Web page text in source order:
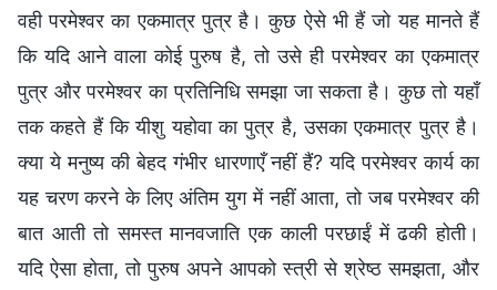
वही परमेश्वर का एकमात्र पुत्र है। कुछ ऐसे भी हैं जो यह मानते हैं
कि यदि आने वाला कोई पुरुष है, तो उसे ही परमेश्वर का एकमात्र
पुत्र और परमेश्वर का प्रतिनिधि समझा जा सकता है। कुछ तो यहाँ
तक कहते हैं कि यीशु यहोवा का पुत्र है, उसका एकमात्र पुत्र है।
क्या ये मनुष्य की बेहद गंभीर धारणाएँ नहीं हैं? यदि परमेश्वर कार्य का
यह चरण करने के लिए अंतिम युग में नहीं आता, तो जब परमेश्वर की
बात आती तो समस्त मानवजाति एक काली परछाईं में ढकी होती।
यदि ऐसा होता, तो पुरुष अपने आपको स्त्री से श्रेष्ठ समझता, और